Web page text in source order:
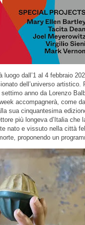
dall’1 al 4 febbraio
dell’universo artistico.
anno da Lorenzo
accompagnerà, come
sua cinquantesima
più longeva d’Italia che
nato e vissuto nella città
proponendo un